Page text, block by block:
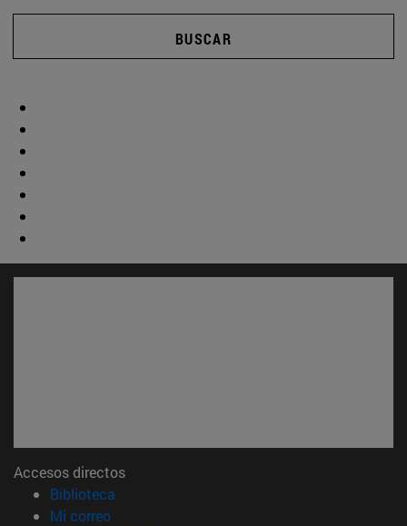
BUSCAR
Accesos directos
Biblioteca
Mi correo(abre en nueva ventana)